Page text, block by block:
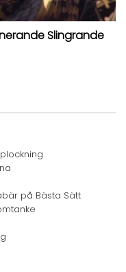
Slingrande
på Bästa Sätt